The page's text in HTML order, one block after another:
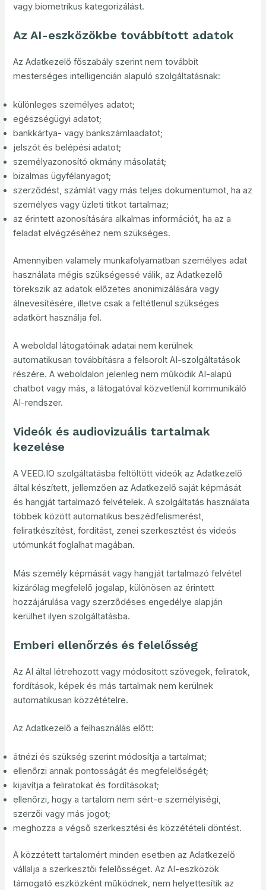
vagy biometrikus kategorizálást.
Az AI-eszközökbe továbbított adatok
Az Adatkezelő főszabály szerint nem továbbít
mesterséges intelligencián alapuló szolgáltatásnak:
különleges személyes adatot;
egészségügyi adatot;
bankkártya- vagy bankszámlaadatot;
jelszót és belépési adatot;
személyazonosító okmány másolatát;
bizalmas ügyfélanyagot;
szerződést, számlát vagy más teljes dokumentumot, ha az
személyes vagy üzleti titkot tartalmaz;
az érintett azonosítására alkalmas információt, ha az a
feladat elvégzéséhez nem szükséges.
Amennyiben valamely munkafolyamatban személyes adat
használata mégis szükségessé válik, az Adatkezelő
törekszik az adatok előzetes anonimizálására vagy
álnevesítésére, illetve csak a feltétlenül szükséges
adatkört használja fel.
A weboldal látogatóinak adatai nem kerülnek
automatikusan továbbításra a felsorolt AI-szolgáltatások
részére. A weboldalon jelenleg nem működik AI-alapú
chatbot vagy más, a látogatóval közvetlenül kommunikáló
AI-rendszer.
Videók és audiovizuális tartalmak
kezelése
A VEED.IO szolgáltatásba feltöltött videók az Adatkezelő
által készített, jellemzően az Adatkezelő saját képmását
és hangját tartalmazó felvételek. A szolgáltatás használata
többek között automatikus beszédfelismerést,
feliratkészítést, fordítást, zenei szerkesztést és videós
utómunkát foglalhat magában.
Más személy képmását vagy hangját tartalmazó felvétel
kizárólag megfelelő jogalap, különösen az érintett
hozzájárulása vagy szerződéses engedélye alapján
kerülhet ilyen szolgáltatásba.
Emberi ellenőrzés és felelősség
Az AI által létrehozott vagy módosított szövegek, feliratok,
fordítások, képek és más tartalmak nem kerülnek
automatikusan közzétételre.
Az Adatkezelő a felhasználás előtt:
átnézi és szükség szerint módosítja a tartalmat;
ellenőrzi annak pontosságát és megfelelőségét;
kijavítja a feliratokat és fordításokat;
ellenőrzi, hogy a tartalom nem sért-e személyiségi,
szerzői vagy más jogot;
meghozza a végső szerkesztési és közzétételi döntést.
A közzétett tartalomért minden esetben az Adatkezelő
vállalja a szerkesztői felelősséget. Az AI-eszközök
támogató eszközként működnek, nem helyettesítik az